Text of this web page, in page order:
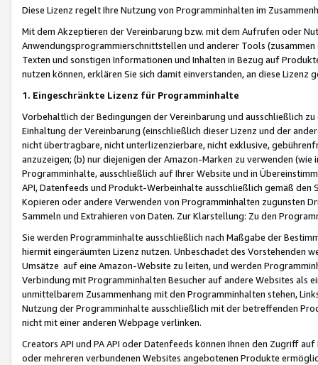
Diese Lizenz regelt Ihre Nutzung von Programminhalten im
Mit dem Akzeptieren der Vereinbarung bzw. mit dem Aufrufen oder
Anwendungsprogrammierschnittstellen und anderer Tools (zusammen
Texten und sonstigen Informationen und Inhalten in Bezug auf
nutzen können, erklären Sie sich damit einverstanden, an diese Lizenz
1. Eingeschränkte Lizenz für Programminhalte
Vorbehaltlich der Bedingungen der Vereinbarung und ausschließlich
Einhaltung der Vereinbarung (einschließlich dieser Lizenz und der
nicht übertragbare, nicht unterlizenzierbare, nicht exklusive,
anzuzeigen; (b) nur diejenigen der Amazon-Marken zu verwenden
Programminhalte, ausschließlich auf Ihrer Website und in
API, Datenfeeds und Produkt-Werbeinhalte ausschließlich gemäß
Kopieren oder andere Verwenden von Programminhalten zugunsten
Sammeln und Extrahieren von Daten. Zur Klarstellung: Zu den
Sie werden Programminhalte ausschließlich nach Maßgabe der
hiermit eingeräumten Lizenz nutzen. Unbeschadet des Vorstehenden
Umsätze auf eine Amazon-Website zu leiten, und werden
Verbindung mit Programminhalten Besucher auf andere Websites als
unmittelbarem Zusammenhang mit den Programminhalten stehen,
Nutzung der Programminhalte ausschließlich mit der betreffenden
nicht mit einer anderen Webpage verlinken.
Creators API und PA API oder Datenfeeds können Ihnen den Zugriff
oder mehreren verbundenen Websites angebotenen Produkte